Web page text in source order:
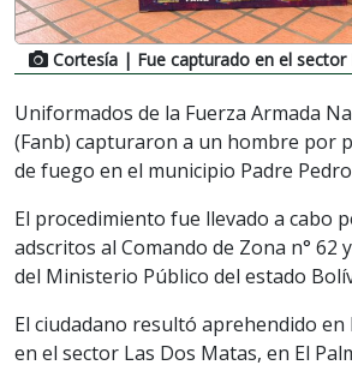
Cortesía | Fue capturado en el
Uniformados de la Fuerza Armada
(Fanb) capturaron a un hombre por
de fuego en el municipio Padre
El procedimiento fue llevado a cabo
adscritos al Comando de Zona n° 62
del Ministerio Público del estado
El ciudadano resultó aprehendido en
en el sector Las Dos Matas, en El